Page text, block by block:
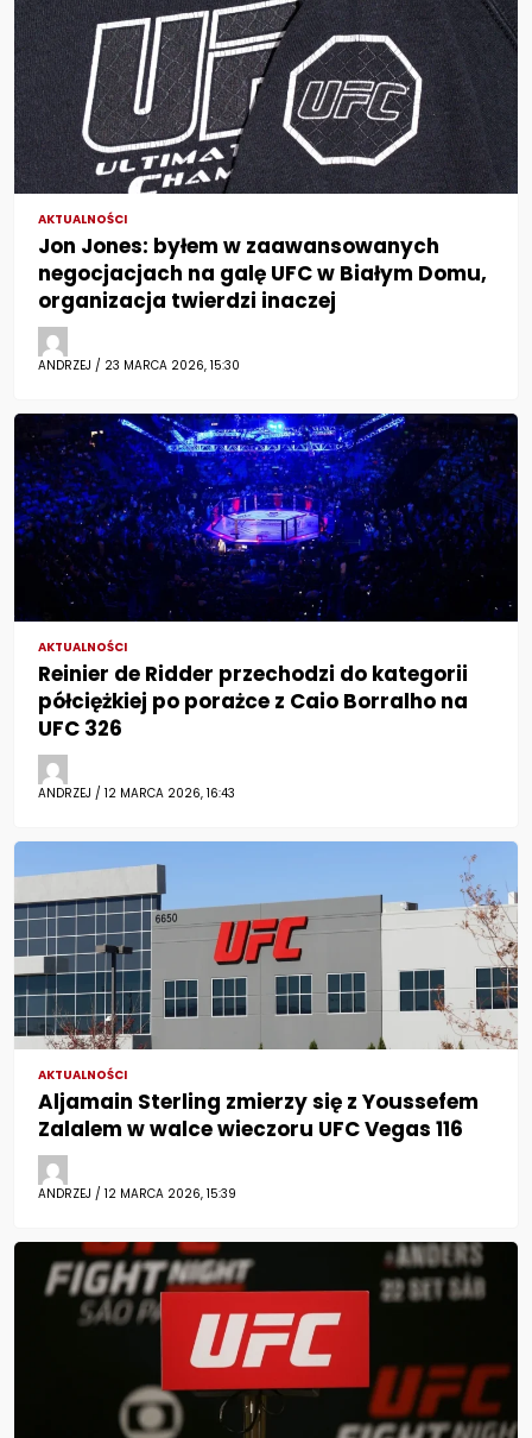
AKTUALNOŚCI
Jon Jones: byłem w zaawansowanych
negocjacjach na galę UFC w Białym Domu,
organizacja twierdzi inaczej
ANDRZEJ / 23 MARCA 2026, 15:30
AKTUALNOŚCI
Reinier de Ridder przechodzi do kategorii
półciężkiej po porażce z Caio Borralho na
UFC 326
ANDRZEJ / 12 MARCA 2026, 16:43
AKTUALNOŚCI
Aljamain Sterling zmierzy się z Youssefem
Zalalem w walce wieczoru UFC Vegas 116
ANDRZEJ / 12 MARCA 2026, 15:39